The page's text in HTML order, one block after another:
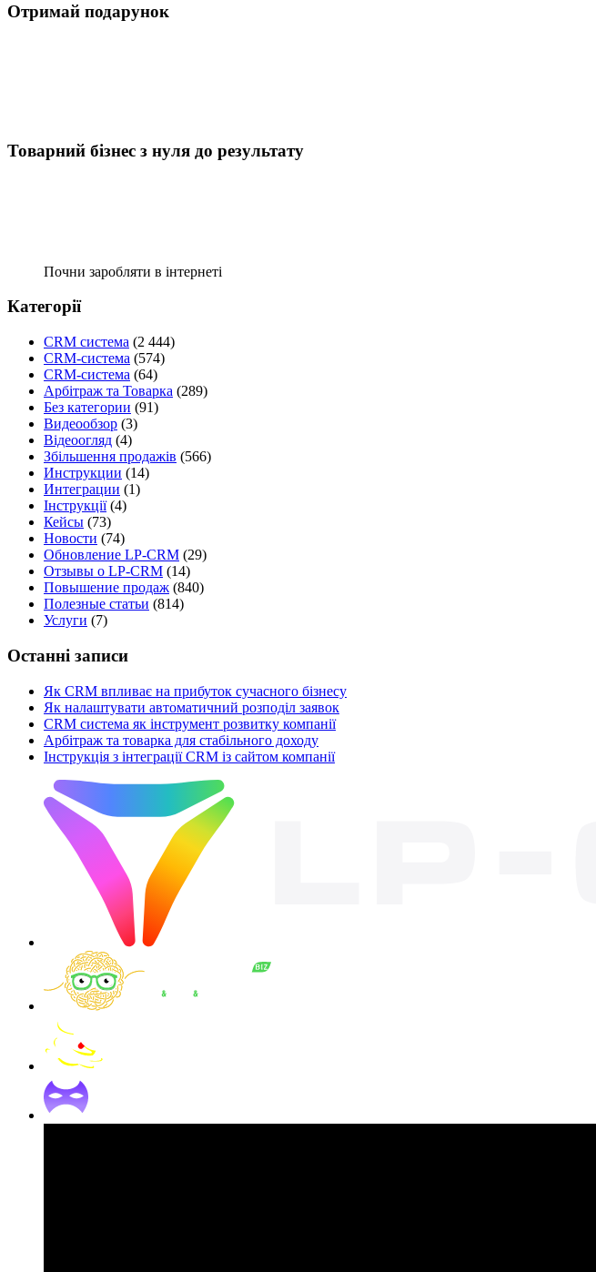
Отримай подарунок
Товарний бізнес з нуля до результату
Почни заробляти в інтернеті
Категорії
CRM система (2 444)
CRM-система (574)
CRM-система (64)
Арбітраж та Товарка (289)
Без категории (91)
Видеообзор (3)
Відеоогляд (4)
Збільшення продажів (566)
Инструкции (14)
Интеграции (1)
Інструкції(4)
Кейсы (73)
Новости (74)
Обновление LP-CRM (29)
Отзывы о LP-CRM (14)
Повышение продаж (840)
Полезные статьи (814)
Услуги (7)
Останні записи
Як CRM впливає на прибуток сучасного бізнесу
Як налаштувати автоматичний розподіл заявок
CRM система як інструмент розвитку компанії
Арбітраж та товарка для стабільного доходу
Інструкція з інтеграції CRM із сайтом компанії